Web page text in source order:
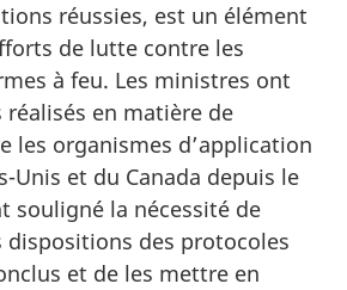
réussies, est un élément
de lutte contre les
à feu. Les ministres ont
réalisés en matière de
les organismes d’application
Unis et du Canada depuis le
souligné la nécessité de
dispositions des protocoles
et de les mettre en